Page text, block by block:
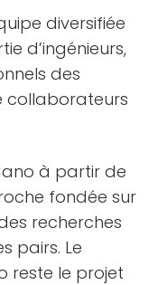
diversifiée
d’ingénieurs,
des
collaborateurs
à partir de
fondée sur
recherches
pairs. Le
reste le projet